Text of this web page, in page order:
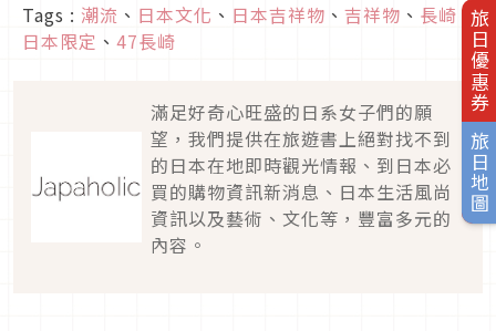
旅日優惠券
旅日地圖
Tags : 潮流 、 日本文化 、 日本吉祥物 、 吉祥物 、 長崎 、
日本限定 、 47長崎
滿足好奇心旺盛的日系女子們的願
望，我們提供在旅遊書上絕對找不到
的日本在地即時觀光情報、到日本必
買的購物資訊新消息、日本生活風尚
資訊以及藝術、文化等，豐富多元的
內容。